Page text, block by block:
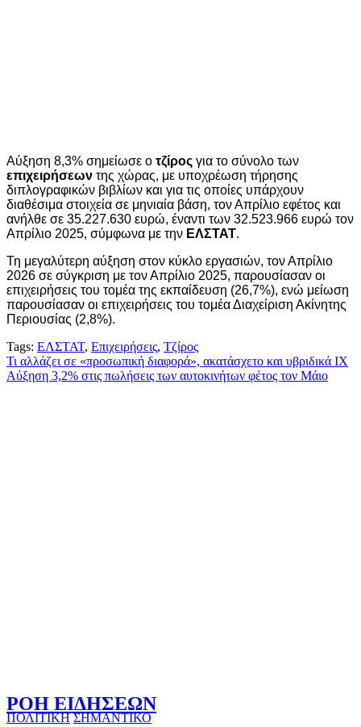
Αύξηση 8,3% σημείωσε ο τζίρος για το σύνολο των
επιχειρήσεων της χώρας, με υποχρέωση τήρησης
διπλογραφικών βιβλίων και για τις οποίες υπάρχουν
διαθέσιμα στοιχεία σε μηνιαία βάση, τον Απρίλιο εφέτος και
ανήλθε σε 35.227.630 ευρώ, έναντι των 32.523.966 ευρώ τον
Απρίλιο 2025, σύμφωνα με την ΕΛΣΤΑΤ.
Τη μεγαλύτερη αύξηση στον κύκλο εργασιών, τον Απρίλιο
2026 σε σύγκριση με τον Απρίλιο 2025, παρουσίασαν οι
επιχειρήσεις του τομέα της εκπαίδευση (26,7%), ενώ μείωση
παρουσίασαν οι επιχειρήσεις του τομέα Διαχείριση Ακίνητης
Περιουσίας (2,8%).
Tags: ΕΛΣΤΑΤ, Επιχειρήσεις, Τζίρος
Πλοήγηση
άρθρων
Τι αλλάζει σε «προσωπική διαφορά», ακατάσχετο και υβριδικά ΙΧ
Αύξηση 3,2% στις πωλήσεις των αυτοκινήτων φέτος τον Μάιο
ΡΟΗ ΕΙΔΗΣΕΩΝ
ΠΟΛΙΤΙΚΗ ΣΗΜΑΝΤΙΚΟ